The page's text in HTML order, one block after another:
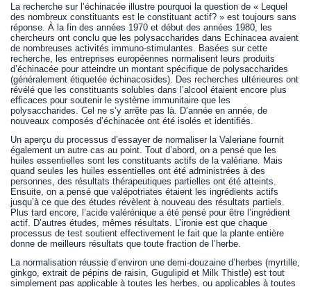
La recherche sur l’échinacée illustre pourquoi la question de « Lequel
des nombreux constituants est le constituant actif? » est toujours sans
réponse. À la fin des années 1970 et début des années 1980, les
chercheurs ont conclu que les polysaccharides dans Echinacea avaient
de nombreuses activités immuno-stimulantes. Basées sur cette
recherche, les entreprises européennes normalisent leurs produits
d’échinacée pour atteindre un montant spécifique de polysaccharides
(généralement étiquetée échinacosides). Des recherches ultérieures ont
révélé que les constituants solubles dans l’alcool étaient encore plus
efficaces pour soutenir le système immunitaire que les
polysaccharides. Cel ne s’y arrête pas là. D’année en année, de
nouveaux composés d’échinacée ont été isolés et identifiés.
Un aperçu du processus d’essayer de normaliser la Valeriane fournit
également un autre cas au point. Tout d’abord, on a pensé que les
huiles essentielles sont les constituants actifs de la valériane. Mais
quand seules les huiles essentielles ont été administrées à des
personnes, des résultats thérapeutiques partielles ont été atteints.
Ensuite, on a pensé que valépotriates étaient les ingrédients actifs
jusqu’à ce que des études révèlent à nouveau des résultats partiels.
Plus tard encore, l’acide valérénique a été pensé pour être l’ingrédient
actif. D’autres études, mêmes résultats. L’ironie est que chaque
processus de test soutient effectivement le fait que la plante entière
donne de meilleurs résultats que toute fraction de l’herbe.
La normalisation réussie d’environ une demi-douzaine d’herbes (myrtille,
ginkgo, extrait de pépins de raisin, Gugulipid et Milk Thistle) est tout
simplement pas applicable à toutes les herbes, ou applicables à toutes